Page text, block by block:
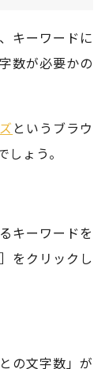
キーワードに
数が必要かの
というブラウ
ょう。
キーワードを
をクリックし
の文字数」が